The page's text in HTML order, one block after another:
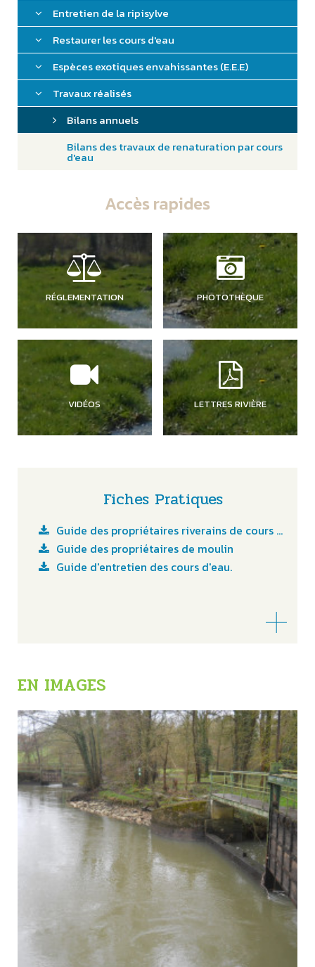
Entretien de la ripisylve
Restaurer les cours d'eau
Espèces exotiques envahissantes (E.E.E)
Travaux réalisés
Bilans annuels
Bilans des travaux de renaturation par cours
d'eau
Accès rapides
RÉGLEMENTATION PHOTOTHÈQUE
VIDÉOS LETTRES RIVIÈRE
Fiches Pratiques
Guide des propriétaires riverains de cours d'eau
Guide des propriétaires de moulin
Guide d'entretien des cours d'eau.
EN IMAGES